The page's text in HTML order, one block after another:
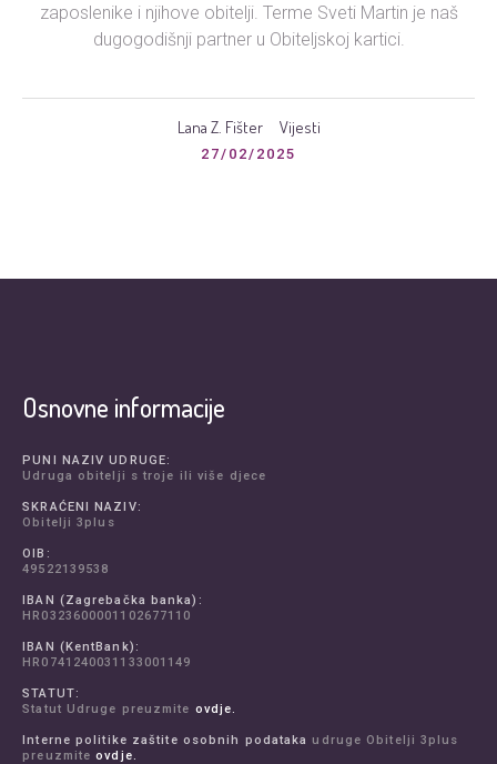
zaposlenike i njihove obitelji. Terme Sveti Martin je naš
dugogodišnji partner u Obiteljskoj kartici.
Lana Z. Fišter Vijesti
27/02/2025
Osnovne informacije
PUNI NAZIV UDRUGE:
Udruga obitelji s troje ili više djece
SKRAĆENI NAZIV:
Obitelji 3plus
OIB:
49522139538
IBAN (Zagrebačka banka):
HR0323600001102677110
IBAN (KentBank):
HR0741240031133001149
STATUT:
Statut Udruge preuzmite ovdje.
Interne politike zaštite osobnih podataka udruge Obitelji 3plus
preuzmiteovdje.